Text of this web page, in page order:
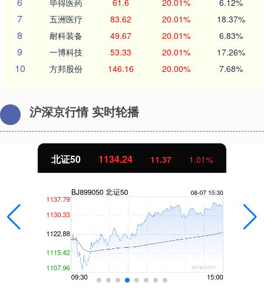
7 五洲医疗 83.62 20.01% 18.37%
8 耐科装备 49.67 20.01% 6.83%
9 一博科技 53.33 20.01% 17.26%
10 方邦股份 146.16 20.00% 7.68%
沪深京行情 实时轮播
北证50 1134.24 11.37 1.01%